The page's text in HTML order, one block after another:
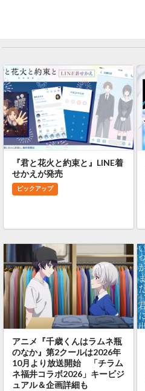
『君と花火と約束と』LINE着
せかえが発売
ピックアップ
アニメ『千歳くんはラムネ瓶
のなか』第2クールは2026年
10月より放送開始 「チラム
ネ福井コラボ2026」キービジ
ュアル＆企画詳細も